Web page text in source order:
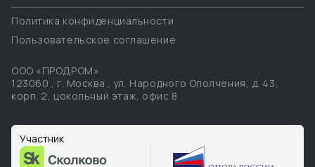
Политика конфиденциальности
Пользовательское соглашение
ООО «ПРОДРОМ»
123060 , г. Москва , ул. Народного Ополчения, д. 43,
корп. 2, цокольный этаж, офис 8
Участник